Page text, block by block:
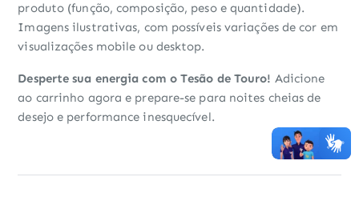
produto (função, composição, peso e quantidade).
Imagens ilustrativas, com possíveis variações de cor em
visualizações mobile ou desktop.
Desperte sua energia com o Tesão de Touro! Adicione
ao carrinho agora e prepare-se para noites cheias de
desejo e performance inesquecível.